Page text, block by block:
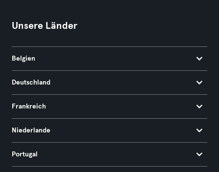
Unsere Länder
Belgien
Deutschland
Frankreich
Niederlande
Portugal